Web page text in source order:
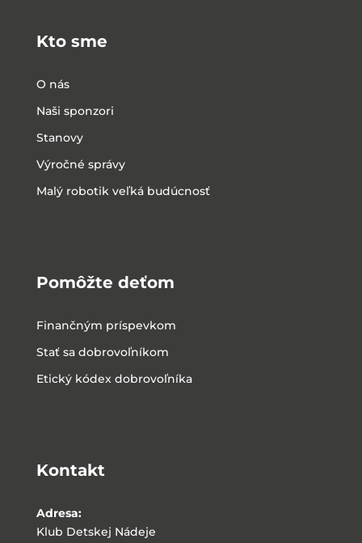
Kto sme
O nás
Naši sponzori
Stanovy
Výročné správy
Malý robotik veľká budúcnosť
Pomôžte deťom
Finančným príspevkom
Stať sa dobrovoľníkom
Etický kódex dobrovoľníka
Kontakt
Adresa:
Klub Detskej Nádeje